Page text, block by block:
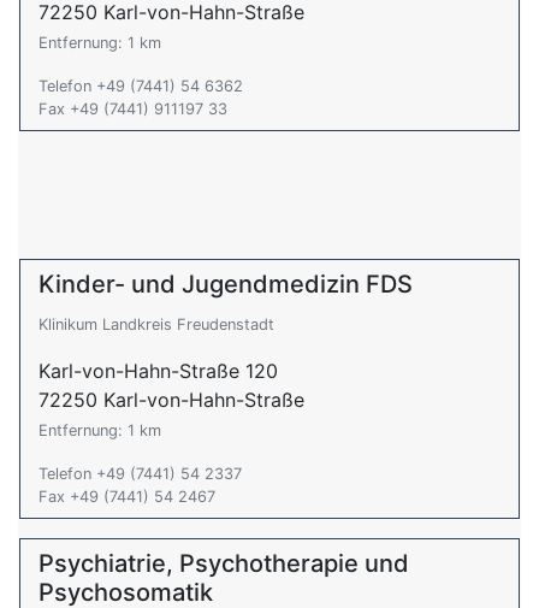
72250 Karl-von-Hahn-Straße
Entfernung: 1 km
Telefon +49 (7441) 54 6362
Fax +49 (7441) 911197 33
Kinder- und Jugendmedizin FDS
Klinikum Landkreis Freudenstadt
Karl-von-Hahn-Straße 120
72250 Karl-von-Hahn-Straße
Entfernung: 1 km
Telefon +49 (7441) 54 2337
Fax +49 (7441) 54 2467
Psychiatrie, Psychotherapie und
Psychosomatik